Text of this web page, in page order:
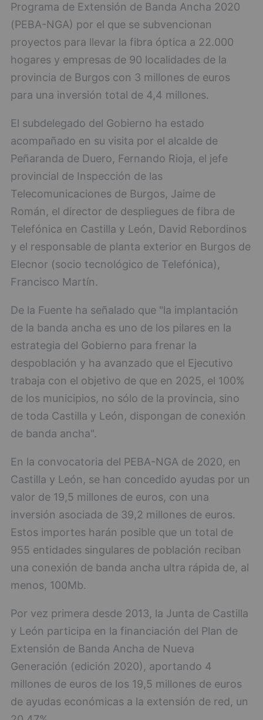
Programa de Extensión de Banda Ancha 2020
(PEBA-NGA) por el que se subvencionan
proyectos para llevar la fibra óptica a 22.000
hogares y empresas de 90 localidades de la
provincia de Burgos con 3 millones de euros
para una inversión total de 4,4 millones.
El subdelegado del Gobierno ha estado
acompañado en su visita por el alcalde de
Peñaranda de Duero, Fernando Rioja, el jefe
provincial de Inspección de las
Telecomunicaciones de Burgos, Jaime de
Román, el director de despliegues de fibra de
Telefónica en Castilla y León, David Rebordinos
y el responsable de planta exterior en Burgos de
Elecnor (socio tecnológico de Telefónica),
Francisco Martín.
De la Fuente ha señalado que "la implantación
de la banda ancha es uno de los pilares en la
estrategia del Gobierno para frenar la
despoblación y ha avanzado que el Ejecutivo
trabaja con el objetivo de que en 2025, el 100%
de los municipios, no sólo de la provincia, sino
de toda Castilla y León, dispongan de conexión
de banda ancha".
En la convocatoria del PEBA-NGA de 2020, en
Castilla y León, se han concedido ayudas por un
valor de 19,5 millones de euros, con una
inversión asociada de 39,2 millones de euros.
Estos importes harán posible que un total de
955 entidades singulares de población reciban
una conexión de banda ancha ultra rápida de, al
menos, 100Mb.
Por vez primera desde 2013, la Junta de Castilla
y León participa en la financiación del Plan de
Extensión de Banda Ancha de Nueva
Generación (edición 2020), aportando 4
millones de euros de los 19,5 millones de euros
de ayudas económicas a la extensión de red, un